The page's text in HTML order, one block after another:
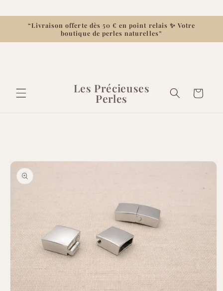
contenu
“Livraison offerte dès 50 € en point relais ✨ Votre
boutique de perles naturelles”
Les Précieuses
Perles Panier
Passer aux
informations
produits